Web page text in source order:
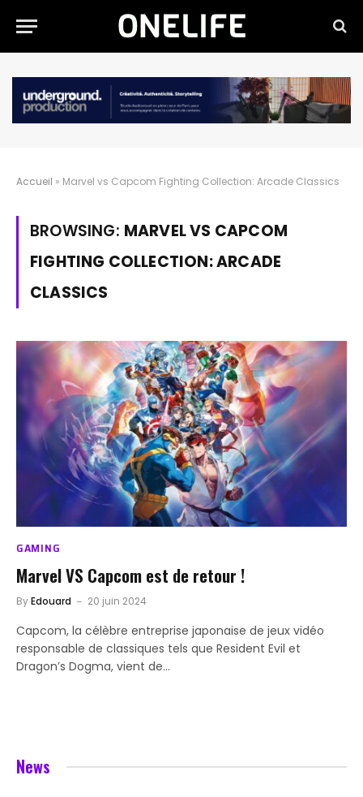
Accueil » Marvel vs Capcom Fighting Collection: Arcade Classics
BROWSING: MARVEL VS CAPCOM
FIGHTING COLLECTION: ARCADE
CLASSICS
GAMING
Marvel VS Capcom est de retour !
ByEdouard 20 juin 2024
Capcom, la célèbre entreprise japonaise de jeux vidéo
responsable de classiques tels que Resident Evil et
Dragon’s Dogma, vient de…
News